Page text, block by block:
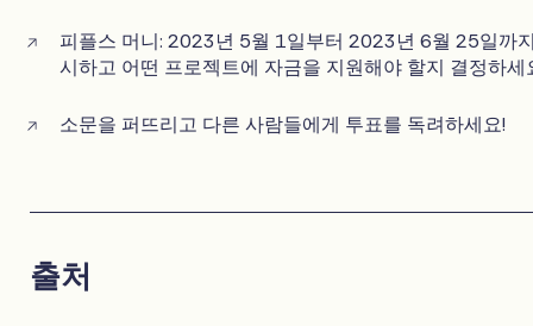
피플스 머니: 2023년 5월 1일부터 2023년 6월 25일까
시하고 어떤 프로젝트에 자금을 지원해야 할지 결정하세
소문을 퍼뜨리고 다른 사람들에게 투표를 독려하세요!
출처